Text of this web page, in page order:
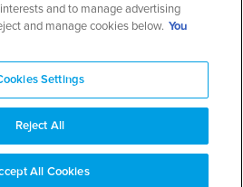
Tots els drets reservats
and to manage advertising
and manage cookies below. You
Settings
Reject All
All Cookies